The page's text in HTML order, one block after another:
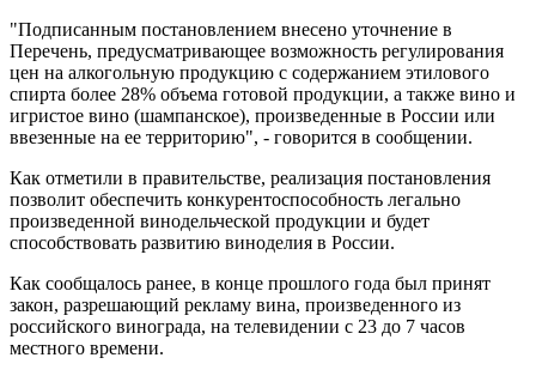
"Подписанным постановлением внесено уточнение в
Перечень, предусматривающее возможность регулирования
цен на алкогольную продукцию с содержанием этилового
спирта более 28% объема готовой продукции, а также вино и
игристое вино (шампанское), произведенные в России или
ввезенные на ее территорию", - говорится в сообщении.
Как отметили в правительстве, реализация постановления
позволит обеспечить конкурентоспособность легально
произведенной винодельческой продукции и будет
способствовать развитию виноделия в России.
Как сообщалось ранее, в конце прошлого года был принят
закон, разрешающий рекламу вина, произведенного из
российского винограда, на телевидении с 23 до 7 часов
местного времени.